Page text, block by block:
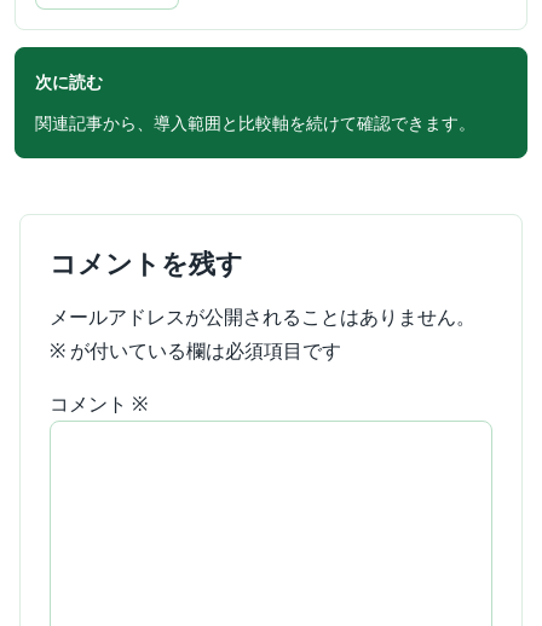
次に読む
関連記事から、導入範囲と比較軸を続けて確認できます。
コメントを残す
メールアドレスが公開されることはありません。
※ が付いている欄は必須項目です
コメント ※